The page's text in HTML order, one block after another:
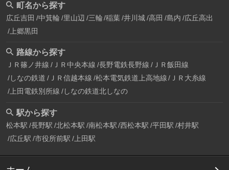
町名から探す
広丘吉田 中箕輪 里山辺 三輪 稲葉 井川城 高田 島内 広丘高出
上郷黒田
路線から探す
ＪＲ篠ノ井線 ＪＲ中央本線 長野電鉄長野線 ＪＲ飯田線
しなの鉄道 ＪＲ信越本線 松本電気鉄道上高地線
ＪＲ大糸線
上田電鉄別所線 しなの鉄道北しなの
駅から探す
松本駅 長野駅 北松本駅 南松本駅 西松本駅 平田駅 村井駅
広丘駅 市役所前駅 上田駅